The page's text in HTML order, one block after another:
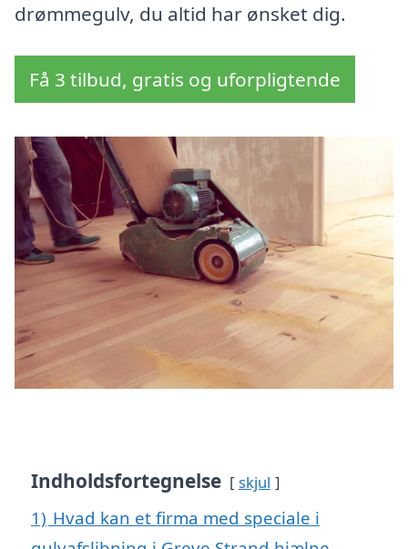
drømmegulv, du altid har ønsket dig.
Få 3 tilbud, gratis og uforpligtende
Indholdsfortegnelse skjul
1) Hvad kan et firma med speciale i